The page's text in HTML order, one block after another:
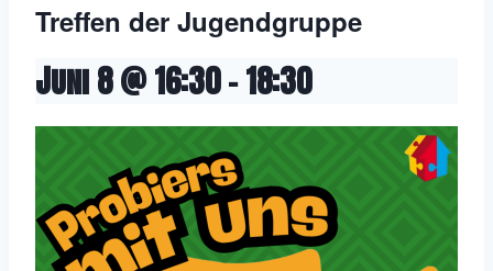
Treffen der Jugendgruppe
Juni 8 @ 16:30-18:30